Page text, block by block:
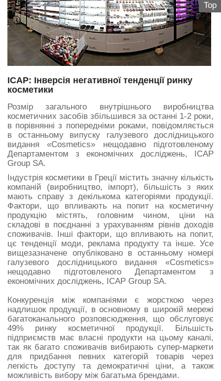
ICAP: Інверсія негативної тенденції ринку
косметики
Розмір загального внутрішнього виробництва
косметичних засобів збільшився за останні 1-2 роки,
в порівнянні з попередніми роками, повідомляється
в останньому випуску галузевого дослідницького
видання «Cosmetics» нещодавно підготовленому
Департаментом з економічних досліджень, ICAP
Group SA.
Індустрія косметики в Греції містить значну кількість
компаній (виробництво, імпорт), більшість з яких
мають справу з декількома категоріями продукції.
Фактори, що впливають на попит на косметичну
продукцію містять, головним чином, ціни на
складові в поєднанні з урахуванням рівнів доходів
споживачів. Інші фактори, що впливають на попит,
цє тенденції моди, реклама продукту та інше. Усе
вищезазначене опубліковано в останньому номері
галузевого дослідницького видання «Cosmetics»
нещодавно підготовленого Департаментом з
економічних досліджень, ICAP Group SA.
Конкуренція між компаніями є жорсткою через
надлишок продукції, в основному в широкій мережі
багатоканального розповсюдження, що обслуговує
49% ринку косметичної продукції. Більшість
підприємств має власні продукти на цьому каналі,
так як багато споживачів вибирають супер-маркети
для придбання певних категорій товарів через
легкість доступу та демократичні ціни, а також
можливість вибору між багатьма брендами.
Top